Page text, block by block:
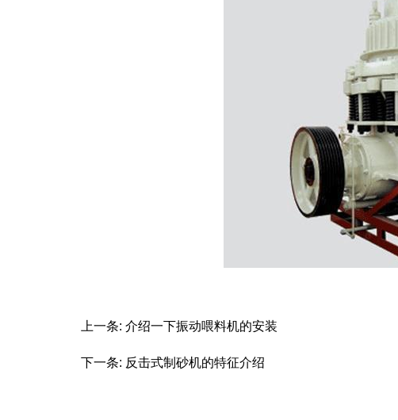
上一条: 介绍一下振动喂料机的安装
下一条: 反击式制砂机的特征介绍